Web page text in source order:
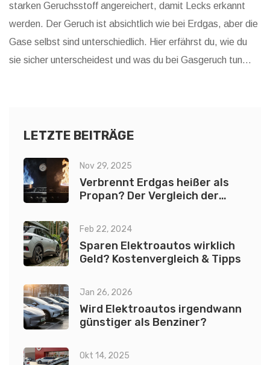
starken Geruchsstoff angereichert, damit Lecks erkannt
werden. Der Geruch ist absichtlich wie bei Erdgas, aber die
Gase selbst sind unterschiedlich. Hier erfährst du, wie du
sie sicher unterscheidest und was du bei Gasgeruch tun
LETZTE BEITRÄGE
Nov 29, 2025
Verbrennt Erdgas heißer als
Propan? Der Vergleich der
Feb 22, 2024
Sparen Elektroautos wirklich
Geld? Kostenvergleich & Tipps
Jan 26, 2026
Wird Elektroautos irgendwann
günstiger als Benziner?
Okt 14, 2025